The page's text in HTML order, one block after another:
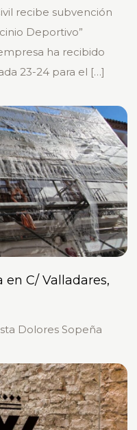
recibe subvención
Deportivo”
ha recibido
23-24 para el […]
C/ Valladares,
Dolores Sopeña